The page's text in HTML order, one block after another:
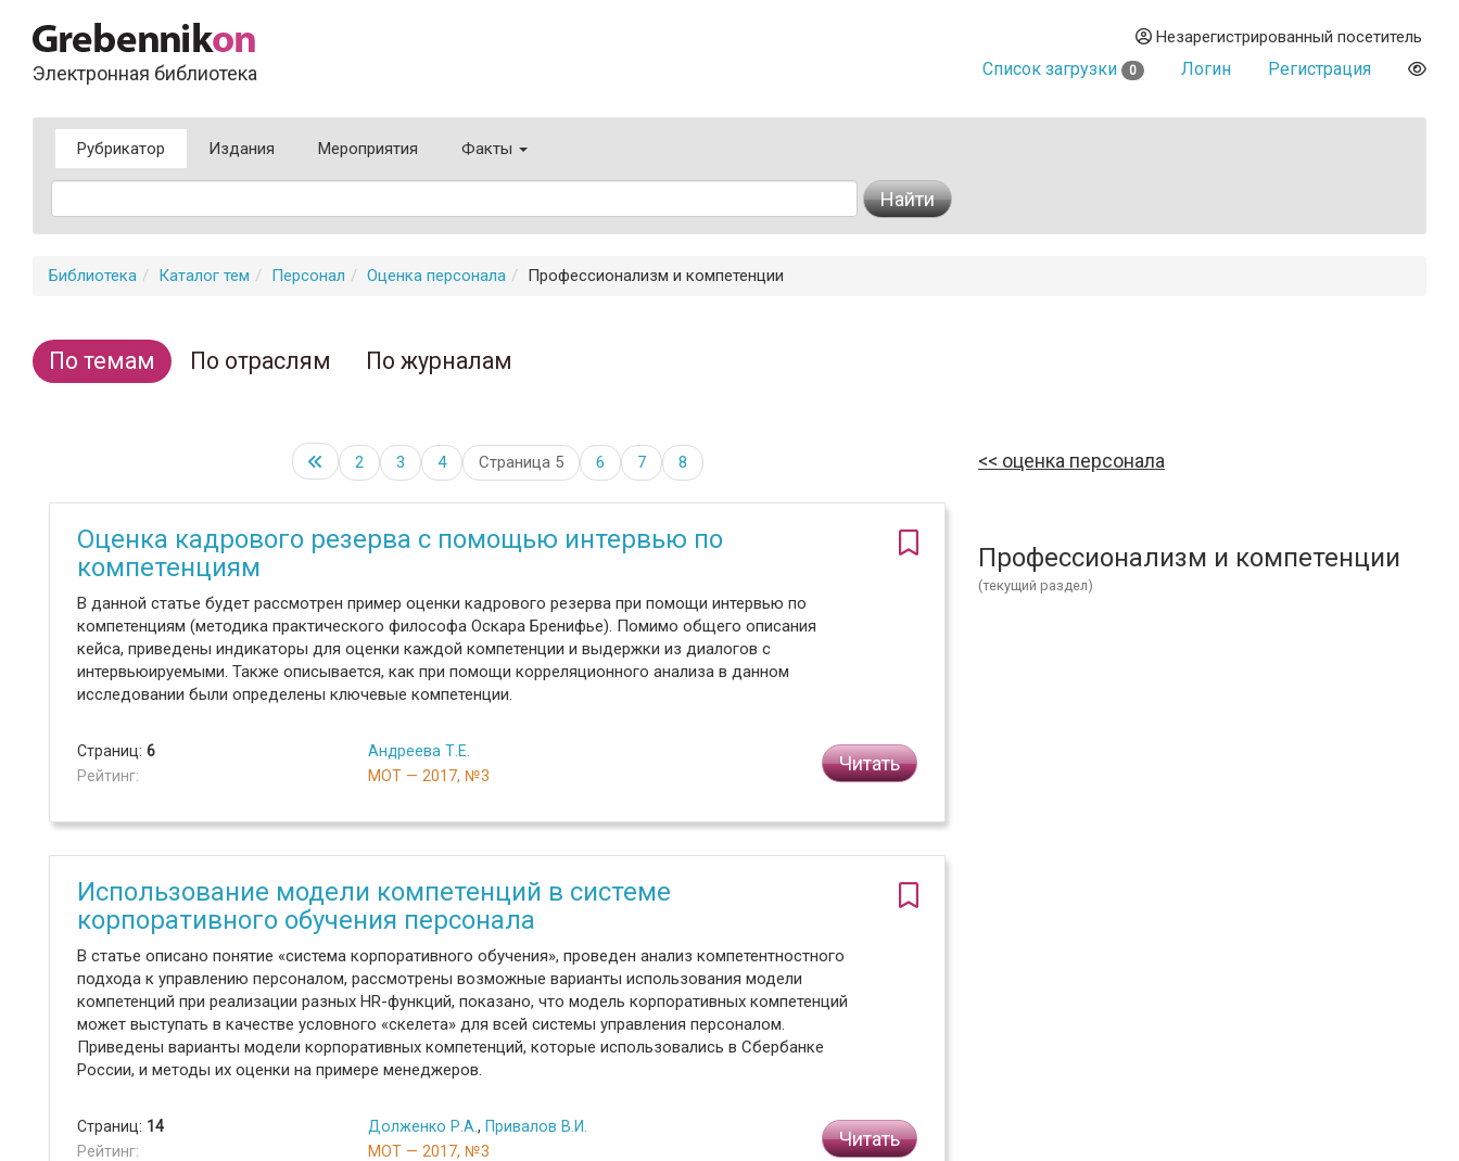
Электронная библиотека
Незарегистрированный посетитель
Список загрузки 0 Логин Регистрация
Рубрикатор Издания Мероприятия Факты
Найти
Библиотека Каталог тем Персонал Оценка персонала Профессионализм и компетенции
По темам По отраслям По журналам
2 3 4 Страница 5 6 7 8
Оценка кадрового резерва с помощью интервью по
компетенциям
В данной статье будет рассмотрен пример оценки кадрового резерва при помощи интервью по
компетенциям (методика практического философа Оскара Бренифье). Помимо общего описания
кейса, приведены индикаторы для оценки каждой компетенции и выдержки из диалогов с
интервьюируемыми. Также описывается, как при помощи корреляционного анализа в данном
исследовании были определены ключевые компетенции.
Страниц: 6
Рейтинг:
Андреева Т.Е.
МОТ — 2017, №3
Читать
Использование модели компетенций в системе
корпоративного обучения персонала
В статье описано понятие «система корпоративного обучения», проведен анализ компетентностного
подхода к управлению персоналом, рассмотрены возможные варианты использования модели
компетенций при реализации разных HR-функций, показано, что модель корпоративных компетенций
может выступать в качестве условного «скелета» для всей системы управления персоналом.
Приведены варианты модели корпоративных компетенций, которые использовались в Сбербанке
России, и методы их оценки на примере менеджеров.
Страниц: 14
Рейтинг:
Долженко Р.А. , Привалов В.И.
МОТ — 2017, №3
Читать
оценка персонала
Профессионализм и компетенции
(текущий раздел)